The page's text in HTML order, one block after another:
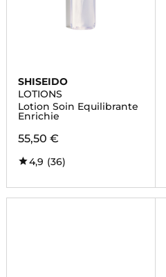
SHISEIDO
LOTIONS
Lotion Soin Equilibrante
Enrichie
55,50 €
4,9 (36)